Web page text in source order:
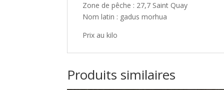
Zone de pêche : 27,7 Saint Quay
Nom latin : gadus morhua
Prix au kilo
Produits similaires